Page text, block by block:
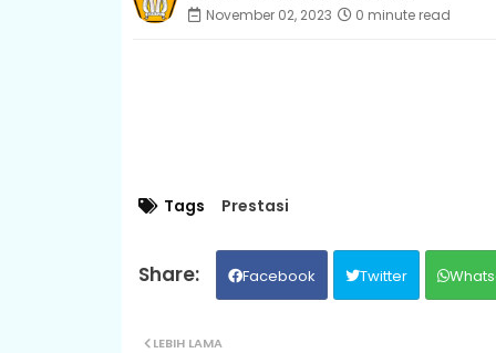
November 02, 2023
0 minute read
Tags Prestasi
Facebook Twitter
LEBIH LAMA